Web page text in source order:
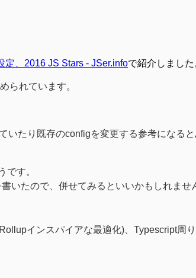
、2016 JS Stars - JSer.infoで紹介しました
られています。
いたり既存のconfigを変更する参考になると
です。
書いたので、併せてみるといいかもしれませ
インスパイアな最適化)、Typescript周